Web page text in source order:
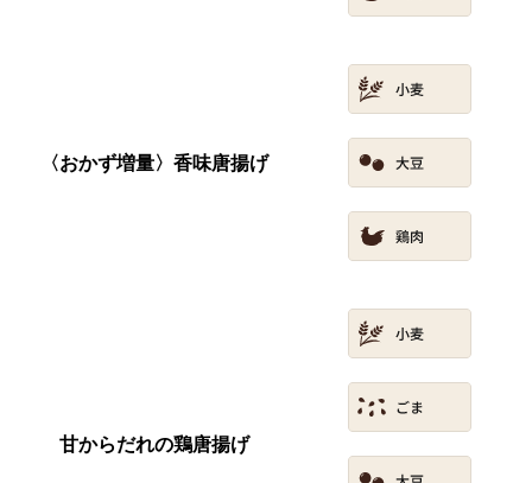
〈おかず増量〉香味唐揚げ
甘からだれの鶏唐揚げ